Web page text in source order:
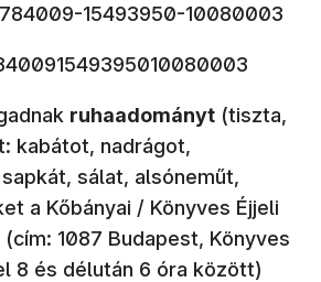
15493950-10080003
ruhaadományt (tiszta,
kabátot, nadrágot,
sálat, alsóneműt,
a Kőbányai / Könyves Éjjeli
1087 Budapest, Könyves
8 és délután 6 óra között)